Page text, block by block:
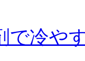
で冷や